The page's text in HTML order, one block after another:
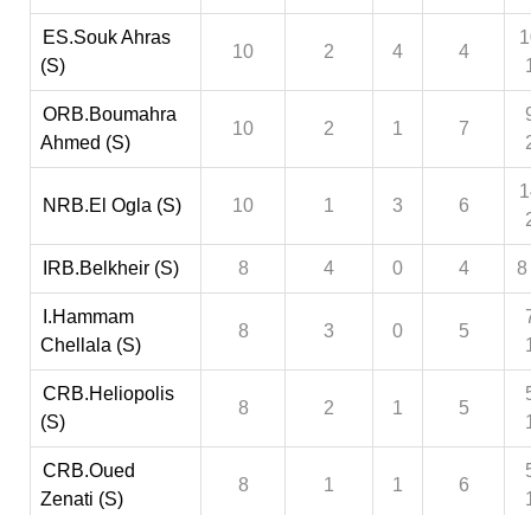
ES.Souk Ahras
(S)
10 2 4 4
ORB.Boumahra
Ahmed (S)
10 2 1 7
NRB.El Ogla (S) 10 1 3 6
IRB.Belkheir (S) 8 4 0 4 8
I.Hammam
Chellala (S)
8 3 0 5
CRB.Heliopolis
(S)
8 2 1 5
CRB.Oued
Zenati (S)
8 1 1 6